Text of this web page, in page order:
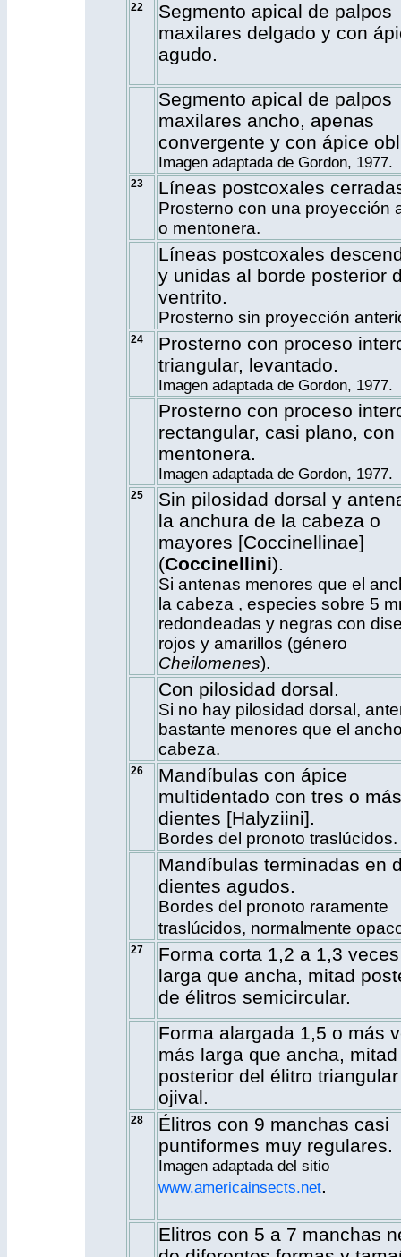
22
Segmento apical de palpos
maxilares delgado y con
agudo.
Segmento apical de palpos
maxilares ancho, apenas
convergente y con ápice
Imagen adaptada de Gordon, 1977.
23 Líneas postcoxales
Prosterno con una proyección
o mentonera.
Líneas postcoxales
y unidas al borde posterior
ventrito.
Prosterno sin proyección
24
Prosterno con proceso
triangular, levantado.
Imagen adaptada de Gordon, 1977.
Prosterno con proceso
rectangular, casi plano, con
mentonera.
Imagen adaptada de Gordon, 1977.
25
Sin pilosidad dorsal y
la anchura de la cabeza o
mayores [Coccinellinae]
(Coccinellini).
Si antenas menores que el
la cabeza , especies sobre 5
redondeadas y negras con
rojos y amarillos (género
Cheilomenes).
Con pilosidad dorsal.
Si no hay pilosidad dorsal,
bastante menores que el
cabeza.
26
Mandíbulas con ápice
multidentado con tres o más
dientes [Halyziini].
Bordes del pronoto traslúcidos.
Mandíbulas terminadas en
dientes agudos.
Bordes del pronoto raramente
traslúcidos, normalmente
27
Forma corta 1,2 a 1,3
larga que ancha, mitad
de élitros semicircular.
Forma alargada 1,5 o más
más larga que ancha, mitad
posterior del élitro
ojival.
28
Élitros con 9 manchas casi
puntiformes muy regulares.
Imagen adaptada del sitio
www.americainsects.net.
Elitros con 5 a 7 manchas